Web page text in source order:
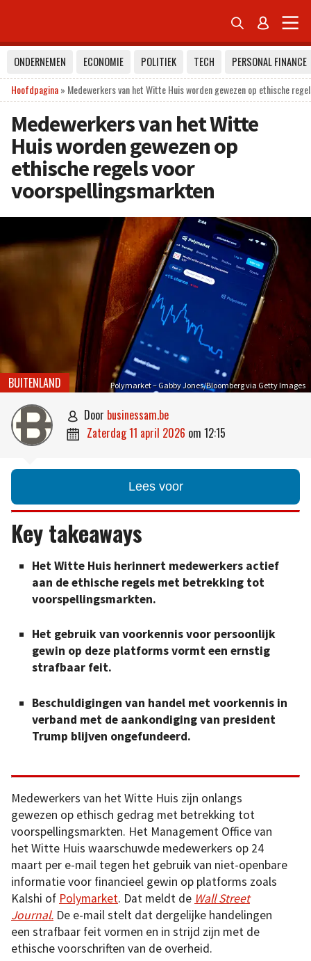
 
ONDERNEMEN ECONOMIE POLITIEK TECH
PERSONAL FINANCE
Hoofdpagina» Medewerkers van het Witte Huis worden gewezen op ethische
Medewerkers van het Witte
Huis worden gewezen op
ethische regels voor
voorspellingsmarkten
Polymarket – Gabby Jones/Bloomberg via Getty Images
BUITENLAND
 door businessam.be
 zaterdag 11 april 2026 om 12:15
Lees voor
Key takeaways
Het Witte Huis herinnert medewerkers actief
aan de ethische regels met betrekking tot
voorspellingsmarkten.
Het gebruik van voorkennis voor persoonlijk
gewin op deze platforms vormt een ernstig
strafbaar feit.
Beschuldigingen van handel met voorkennis in
verband met de aankondiging van president
Trump blijven ongefundeerd.
Medewerkers van het Witte Huis zijn onlangs
gewezen op ethisch gedrag met betrekking tot
voorspellingsmarkten. Het Management Office van
het Witte Huis waarschuwde medewerkers op 24
maart per e-mail tegen het gebruik van niet-openbare
informatie voor financieel gewin op platforms zoals
Kalshi of Polymarket. Dat meldt de Wall Street
Journal. De e-mail stelt dat dergelijke handelingen
een strafbaar feit vormen en in strijd zijn met de
ethische voorschriften van de overheid.